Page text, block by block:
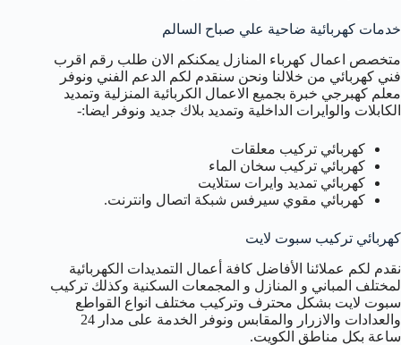
خدمات كهربائية ضاحية علي صباح السالم
متخصص اعمال كهرباء المنازل يمكنكم الان طلب رقم اقرب
فني كهربائي من خلالنا ونحن سنقدم لكم الدعم الفني ونوفر
معلم كهبرجي خبرة بجميع الاعمال الكربائية المنزلية وتمديد
الكابلات والوايرات الداخلية وتمديد بلاك جديد ونوفر ايضا:-
كهربائي تركيب معلقات
كهربائي تركيب سخان الماء
كهربائي تمديد وايرات ستلايت
كهربائي مقوي سيرفس شبكة اتصال وانترنت.
كهربائي تركيب سبوت لايت
نقدم لكم عملائنا الأفاضل كافة أعمال التمديدات الكهربائية
لمختلف المباني و المنازل و المجمعات السكنية وكذلك تركيب
سبوت لايت بشكل محترف وتركيب مختلف انواع القواطع
والعدادات والازرار والمقابس ونوفر الخدمة على مدار 24
ساعة بكل مناطق الكويت.